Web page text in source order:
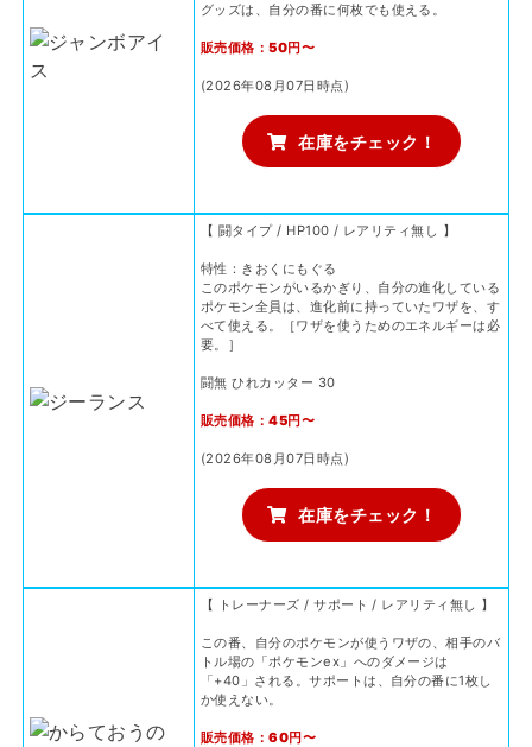
グッズは、自分の番に何枚でも使える。
販売価格：50円〜
(2026年08月07日時点)
在庫をチェック！
【 闘タイプ / HP100 / レアリティ無し 】
特性：きおくにもぐる
このポケモンがいるかぎり、自分の進化している
ポケモン全員は、進化前に持っていたワザを、す
べて使える。［ワザを使うためのエネルギーは必
要。］
闘無 ひれカッター 30
販売価格：45円〜
(2026年08月07日時点)
在庫をチェック！
【 トレーナーズ / サポート / レアリティ無し 】
この番、自分のポケモンが使うワザの、相手のバ
トル場の「ポケモンex」へのダメージは
「+40」される。サポートは、自分の番に1枚し
か使えない。
販売価格：60円〜